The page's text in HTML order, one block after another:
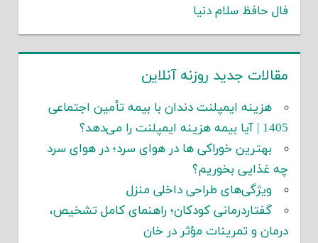
فال حافظ سلام دنیا
مقالات جدید روزنه آنلاین
هزینه ایمپلنت دندان با بیمه تأمین اجتماعی
1405 | آیا بیمه هزینه ایمپلنت را می‌دهد؟
بهترین خوراکی ها در هوای سرد؛ در هوای سرد
چه غذایی بخوریم؟
ویژگی‌های طراحی داخلی منزل
گفتاردرمانی کودکان؛ راهنمای کامل تشخیص،
درمان و تمرینات مؤثر در خان